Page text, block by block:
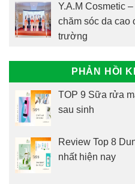
Y.A.M Cosmetic
chăm sóc da cao
trường
PHẢN HỒI
TOP 9 Sữa rửa
sau sinh
Review Top 8
nhất hiện nay